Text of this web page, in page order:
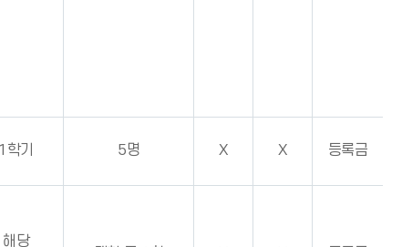
1학기 5명 X X 등록금
해당